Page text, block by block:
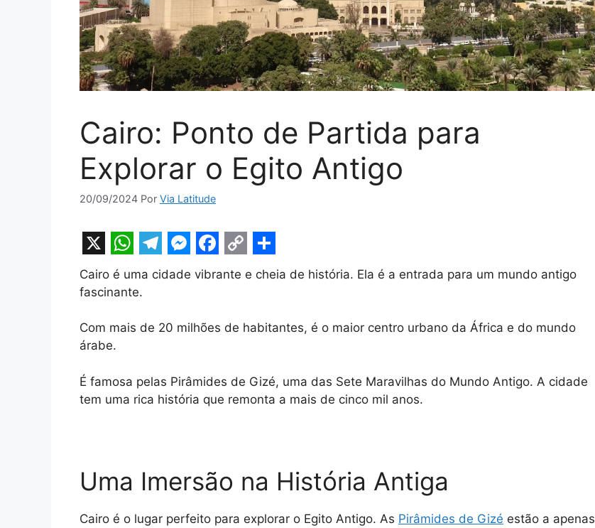
Cairo: Ponto de Partida para
Explorar o Egito Antigo
20/09/2024 Por Via Latitude
X W
h
t
s
A
p
T
e
e
r
a
M
e
s
n
g
F
a
e
o
o
C
o
y
i
n
S
h
r
Cairo é uma cidade vibrante e cheia de história. Ela é a entrada para um mundo antigo
fascinante.
Com mais de 20 milhões de habitantes, é o maior centro urbano da África e do mundo
árabe.
É famosa pelas Pirâmides de Gizé, uma das Sete Maravilhas do Mundo Antigo. A cidade
tem uma rica história que remonta a mais de cinco mil anos.
Uma Imersão na História Antiga
Cairo é o lugar perfeito para explorar o Egito Antigo. As Pirâmides de Gizé estão a apenas